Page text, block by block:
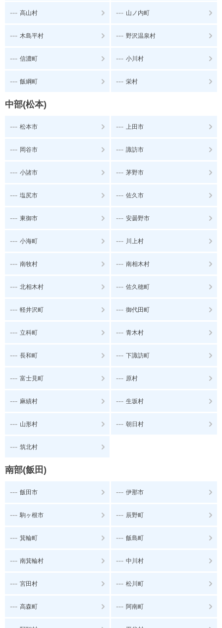
--- 高山村 --- 山ノ内町
--- 木島平村 --- 野沢温泉村
--- 信濃町 --- 小川村
--- 飯綱町 --- 栄村
中部(松本)
--- 松本市 --- 上田市
--- 岡谷市 --- 諏訪市
--- 小諸市 --- 茅野市
--- 塩尻市 --- 佐久市
--- 東御市 --- 安曇野市
--- 小海町 --- 川上村
--- 南牧村 --- 南相木村
--- 北相木村 --- 佐久穂町
--- 軽井沢町 --- 御代田町
--- 立科町 --- 青木村
--- 長和町 --- 下諏訪町
--- 富士見町 --- 原村
--- 麻績村 --- 生坂村
--- 山形村 --- 朝日村
--- 筑北村
南部(飯田)
--- 飯田市 --- 伊那市
--- 駒ヶ根市 --- 辰野町
--- 箕輪町 --- 飯島町
--- 南箕輪村 --- 中川村
--- 宮田村 --- 松川町
--- 高森町 --- 阿南町